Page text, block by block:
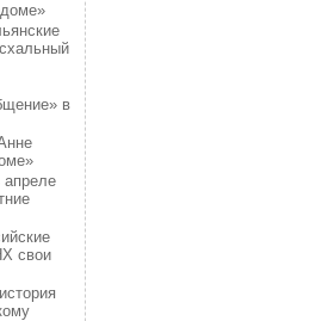
в
апреле
свои